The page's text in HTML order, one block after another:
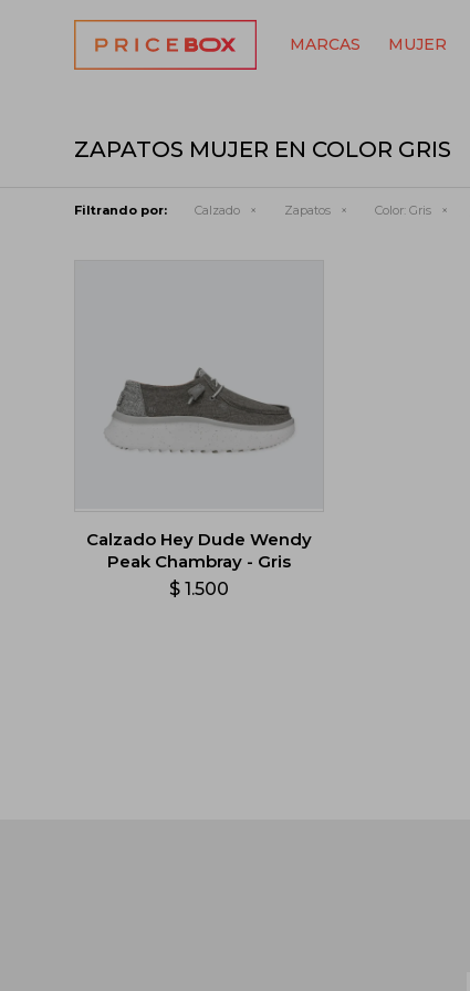
MARCAS MUJER
ZAPATOS MUJER EN COLOR GRIS
Filtrando por: Calzado Zapatos Color: Gris
Calzado Hey Dude Wendy
Peak Chambray - Gris
$ 1.500